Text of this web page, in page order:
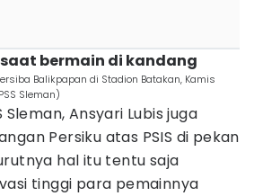
bermain di kandang
Balikpapan di Stadion Batakan, Kamis
Sleman)
Sleman, Ansyari Lubis juga
Persiku atas PSIS di pekan
hal itu tentu saja
tinggi para pemainnya